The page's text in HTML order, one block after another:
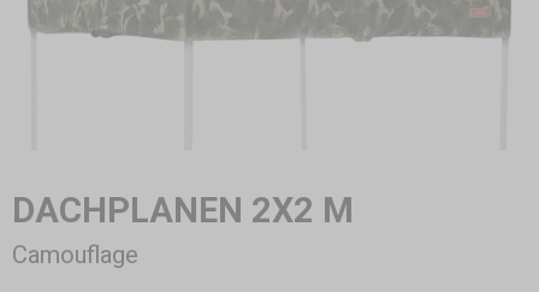
DACHPLANEN 2X2 M
Camouflage